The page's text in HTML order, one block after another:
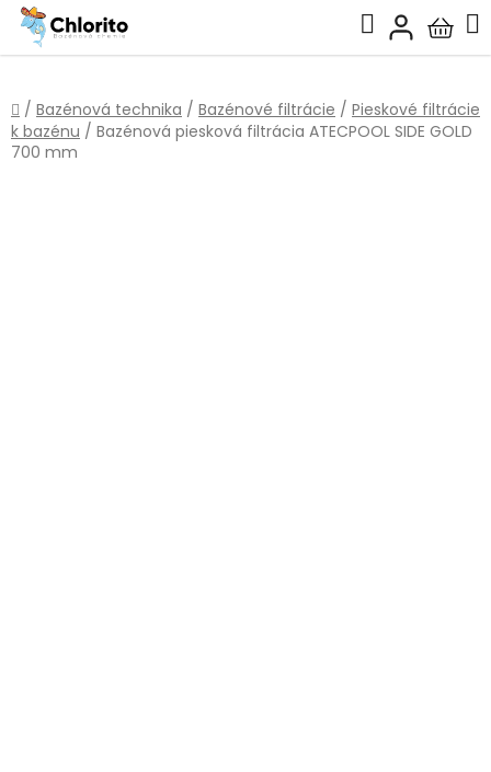
Prejsť
obsah
Hľadať
košík
Domov
/ Bazénová technika / Bazénové filtrácie / Pieskové filtrácie
k bazénu / Bazénová piesková filtrácia ATECPOOL SIDE GOLD
700 mm